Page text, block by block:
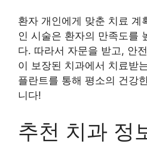
환자 개인에게 맞춘 치료 계
인 시술은 환자의 만족도를
다. 따라서 자문을 받고, 안
이 보장된 치과에서 치료받
플란트를 통해 평소의 건강
니다!
추천 치과 정